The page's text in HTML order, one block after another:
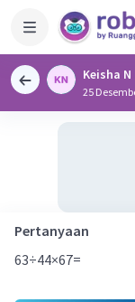
Keisha N
25
Pertanyaan
63÷44×67=